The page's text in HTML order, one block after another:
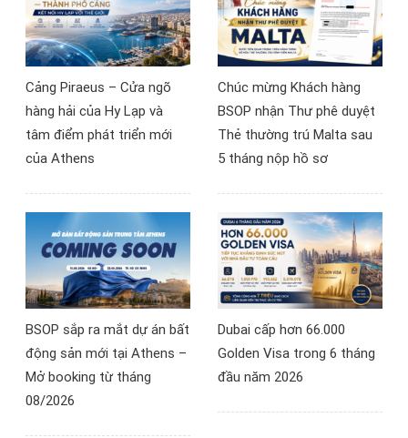
sáu là Malta, Síp,
Bulgaria và Luxembourg
Cảng Piraeus – Cửa ngõ
hàng hải của Hy Lạp và
tâm điểm phát triển mới
của Athens
Chúc mừng Khách hàng
BSOP nhận Thư phê duyệt
Thẻ thường trú Malta sau
5 tháng nộp hồ sơ
BSOP sắp ra mắt dự án bất
động sản mới tại Athens –
Mở booking từ tháng
08/2026
Dubai cấp hơn 66.000
Golden Visa trong 6 tháng
đầu năm 2026